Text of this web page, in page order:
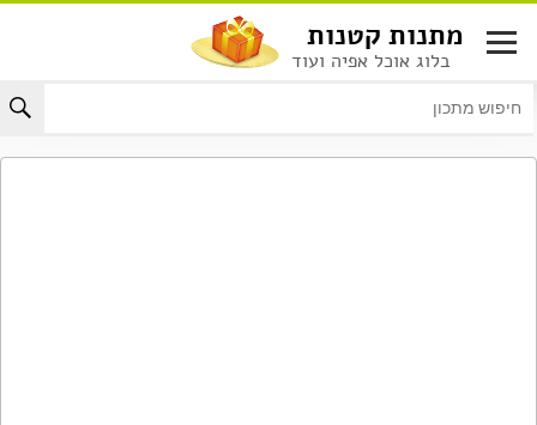
לתוכן
מתנות קטנות
בלוג אוכל אפיה ועוד